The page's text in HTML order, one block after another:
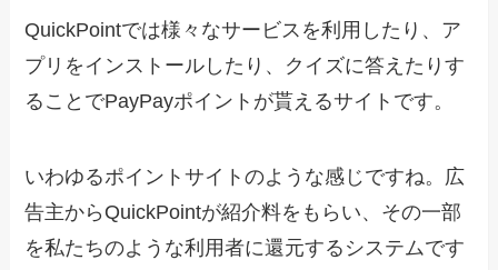
QuickPointでは様々なサービスを利用したり、ア
プリをインストールしたり、クイズに答えたりす
ることでPayPayポイントが貰えるサイトです。
いわゆるポイントサイトのような感じですね。広
告主からQuickPointが紹介料をもらい、その一部
を私たちのような利用者に還元するシステムです